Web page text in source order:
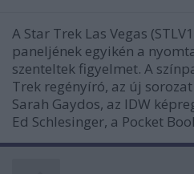
A Star Trek Las Vegas
paneljének egyikén a
szenteltek figyelmet. A
Trek regényíró, az új
Sarah Gaydos, az IDW
Ed Schlesinger, a Pocket